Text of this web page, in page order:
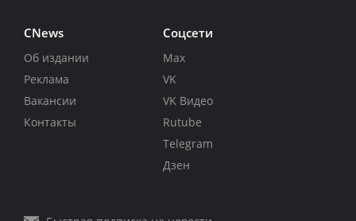
CNews
Об издании
Реклама
Вакансии
Контакты
Соцсети
Max
VK
VK Видео
Rutube
Telegram
Дзен